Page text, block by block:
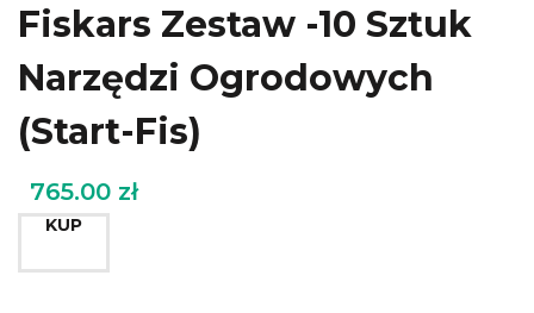
Fiskars Zestaw -10 Sztuk
Narzędzi Ogrodowych
(Start-Fis)
765.00 zł
KUP